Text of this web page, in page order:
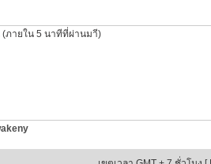
ภายใน 5 นาทีที่ผ่านมาี)